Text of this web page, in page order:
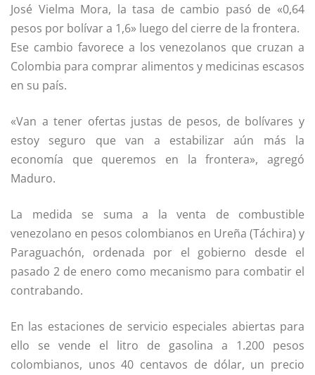
José Vielma Mora, la tasa de cambio pasó de «0,64
pesos por bolívar a 1,6» luego del cierre de la frontera.
Ese cambio favorece a los venezolanos que cruzan a
Colombia para comprar alimentos y medicinas escasos
en su país.
«Van a tener ofertas justas de pesos, de bolívares y
estoy seguro que van a estabilizar aún más la
economía que queremos en la frontera», agregó
Maduro.
La medida se suma a la venta de combustible
venezolano en pesos colombianos en Ureña (Táchira) y
Paraguachón, ordenada por el gobierno desde el
pasado 2 de enero como mecanismo para combatir el
contrabando.
En las estaciones de servicio especiales abiertas para
ello se vende el litro de gasolina a 1.200 pesos
colombianos, unos 40 centavos de dólar, un precio